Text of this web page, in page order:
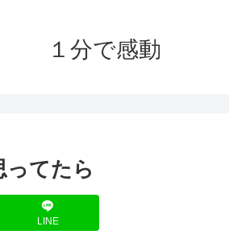
１分で感動
てたら
LINE